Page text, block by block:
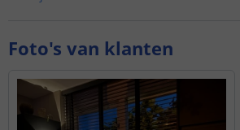
Foto's van klanten